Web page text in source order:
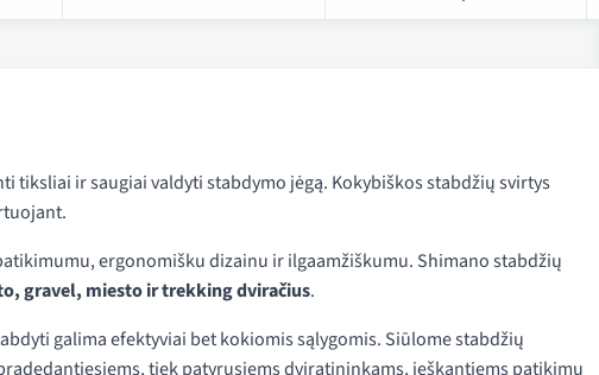
tiksliai ir saugiai valdyti stabdymo jėgą. Kokybiškos stabdžių svirtys
ergonomišku dizainu ir ilgaamžiškumu. Shimano stabdžių
gravel, miesto ir trekking dviračius.
galima efektyviai bet kokiomis sąlygomis. Siūlome stabdžių
tiek patyrusiems dviratininkams, ieškantiems patikimų